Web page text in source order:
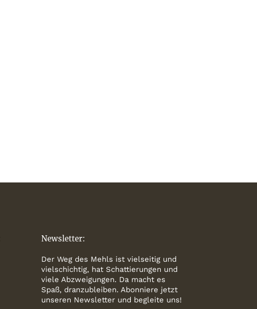
Newsletter:
Der Weg des Mehls ist vielseitig und
vielschichtig, hat Schattierungen und
viele Abzweigungen. Da macht es
Spaß, dranzubleiben. Abonniere jetzt
unseren Newsletter und begleite uns!